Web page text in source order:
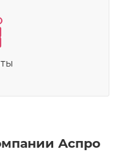
Аспро